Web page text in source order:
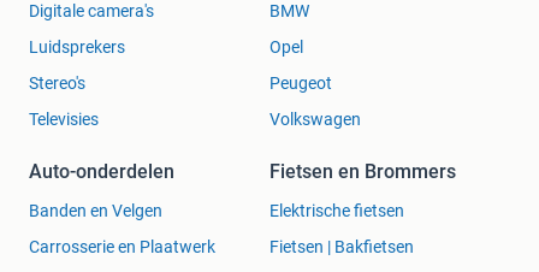
Digitale camera's
Luidsprekers
Stereo's
Televisies
BMW
Opel
Peugeot
Volkswagen
Auto-onderdelen
Banden en Velgen
Carrosserie en Plaatwerk
Fietsen en Brommers
Elektrische fietsen
Fietsen | Bakfietsen